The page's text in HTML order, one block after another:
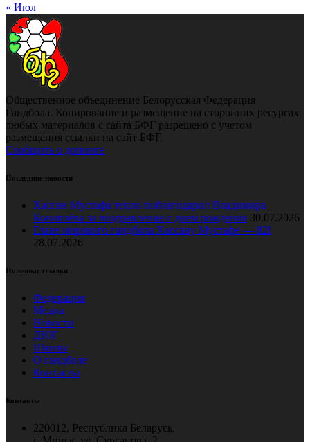
« Июл
Общественное объединение Белорусская Федерация
Гандбола. Копирование и размещение на сторонних ресурсах
любых материалов с сайта БФГ разрешено с учетом
размещения ссылки на сайт БФГ.
Сообщить о допинге
Последние новости
Хассан Мустафа тепло поблагодарил Владимира
Коноплёва за поздравление с днем рождения 30.07.2026
Главе мирового гандбола Хассану Мустафе — 82!
28.07.2026
Полезные ссылки
Федерация
Медиа
Новости
ДЮГ
Школы
О гандболе
Контакты
Контакты
220012, Республика Беларусь,